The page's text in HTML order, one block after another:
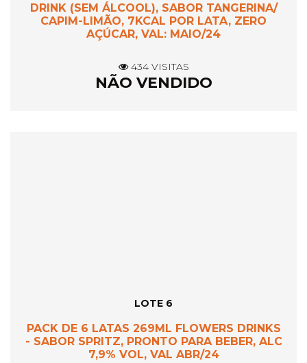
DRINK (SEM ÁLCOOL), SABOR TANGERINA/
CAPIM-LIMÃO, 7KCAL POR LATA, ZERO
AÇÚCAR, VAL: MAIO/24
434 VISITAS
NÃO VENDIDO
LOTE 6
PACK DE 6 LATAS 269ML FLOWERS DRINKS
- SABOR SPRITZ, PRONTO PARA BEBER, ALC
7,9% VOL, VAL ABR/24